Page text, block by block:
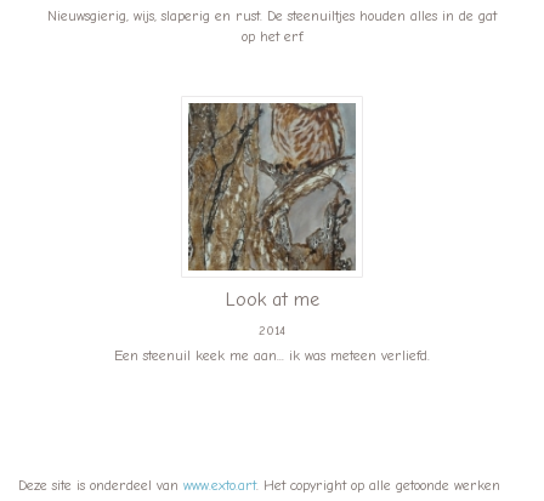
Nieuwsgierig, wijs, slaperig en rust. De steenuiltjes houden alles in de gat
op het erf.
Look at me
2014
Een steenuil keek me aan... ik was meteen verliefd.
Deze site is onderdeel van www.exto.art. Het copyright op alle getoonde werken